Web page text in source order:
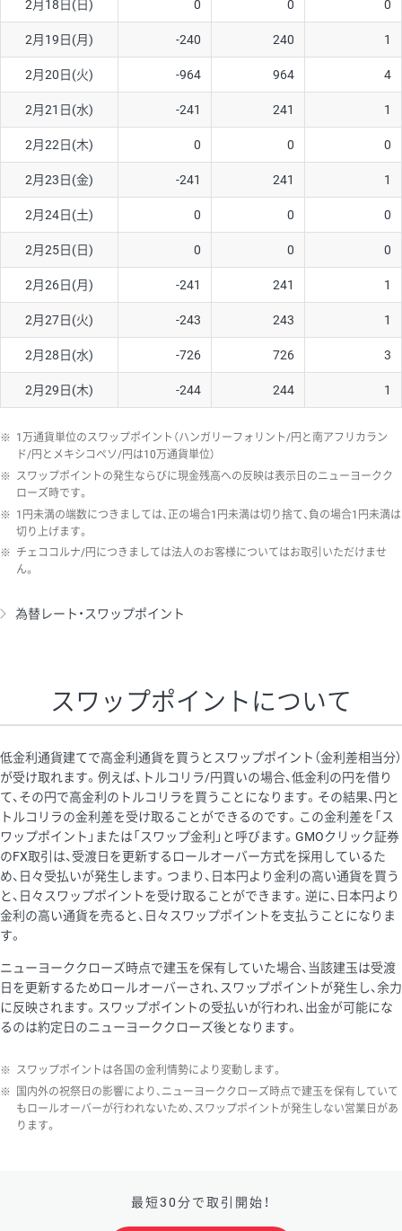
ソ/円は10万通貨単位。
2月18日(日) 0 0 0
2月19日(月) -240 240 1
2月20日(火) -964 964 4
2月21日(水) -241 241 1
2月22日(木) 0 0 0
2月23日(金) -241 241 1
2月24日(土) 0 0 0
2月25日(日) 0 0 0
2月26日(月) -241 241 1
2月27日(火) -243 243 1
2月28日(水) -726 726 3
2月29日(木) -244 244 1
※ 1万通貨単位のスワップポイント（ハンガリーフォリント/円と南アフリカラン
ド/円とメキシコペソ/円は10万通貨単位）
※ スワップポイントの発生ならびに現金残高への反映は表示日のニューヨークク
ローズ時です。
※ 1円未満の端数につきましては、正の場合1円未満は切り捨て、負の場合1円未満は
切り上げます。
※ チェココルナ/円につきましては法人のお客様についてはお取引いただけませ
ん。
為替レート・スワップポイント
スワップポイントについて
低金利通貨建てで高金利通貨を買うとスワップポイント（金利差相当分）
が受け取れます。例えば、トルコリラ/円買いの場合、低金利の円を借り
て、その円で高金利のトルコリラを買うことになります。その結果、円と
トルコリラの金利差を受け取ることができるのです。この金利差を「ス
ワップポイント」または「スワップ金利」と呼びます。GMOクリック証券
のFX取引は、受渡日を更新するロールオーバー方式を採用しているた
め、日々受払いが発生します。つまり、日本円より金利の高い通貨を買う
と、日々スワップポイントを受け取ることができます。逆に、日本円より
金利の高い通貨を売ると、日々スワップポイントを支払うことになりま
す。
ニューヨーククローズ時点で建玉を保有していた場合、当該建玉は受渡
日を更新するためロールオーバーされ、スワップポイントが発生し、余力
に反映されます。スワップポイントの受払いが行われ、出金が可能にな
るのは約定日のニューヨーククローズ後となります。
※ スワップポイントは各国の金利情勢により変動します。
※
国内外の祝祭日の影響により、ニューヨーククローズ時点で建玉を保有していて
もロールオーバーが行われないため、スワップポイントが発生しない営業日があ
ります。
最短30分で取引開始！